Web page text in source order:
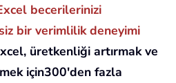
becerilerinizi
bir verimlilik deneyimi
üretkenliği artırmak ve
için300'den fazla